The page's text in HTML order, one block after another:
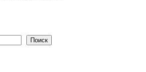
Поиск